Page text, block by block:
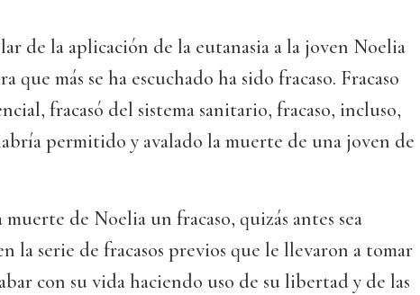
de la aplicación de la eutanasia a la joven Noelia
que más se ha escuchado ha sido fracaso. Fracaso
fracasó del sistema sanitario, fracaso, incluso,
permitido y avalado la muerte de una joven de
muerte de Noelia un fracaso, quizás antes sea
la serie de fracasos previos que le llevaron a tomar
con su vida haciendo uso de su libertad y de las